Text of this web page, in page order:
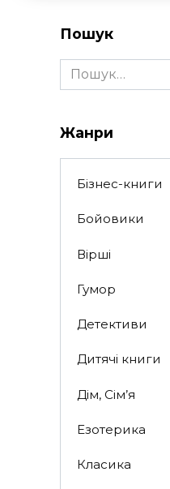
Пошук
Search
for:
Жанри
Бізнес-книги
Бойовики
Вірші
Гумор
Детективи
Дитячі книги
Дім, Сім’я
Езотерика
Класика